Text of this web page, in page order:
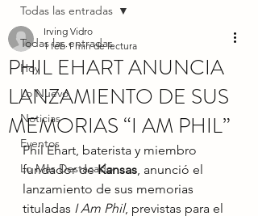
Todas las entradas
Hoy
Lo Nuevo
Noticias
Eventos
Lo Mas Destacado
Todas las entradas
PHIL EHART ANUNCIA
LANZAMIENTO DE SUS
MEMORIAS “I AM PHIL”
Irving Vidro
1 feb 1 min de lectura
Phil Ehart, baterista y miembro
fundador de Kansas, anunció el
lanzamiento de sus memorias
tituladas I Am Phil, previstas para el